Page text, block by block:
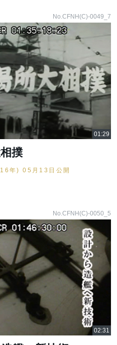
No.CFNH(C)-0049_7
撲
年) 05月13日公開
No.CFNH(C)-0050_5